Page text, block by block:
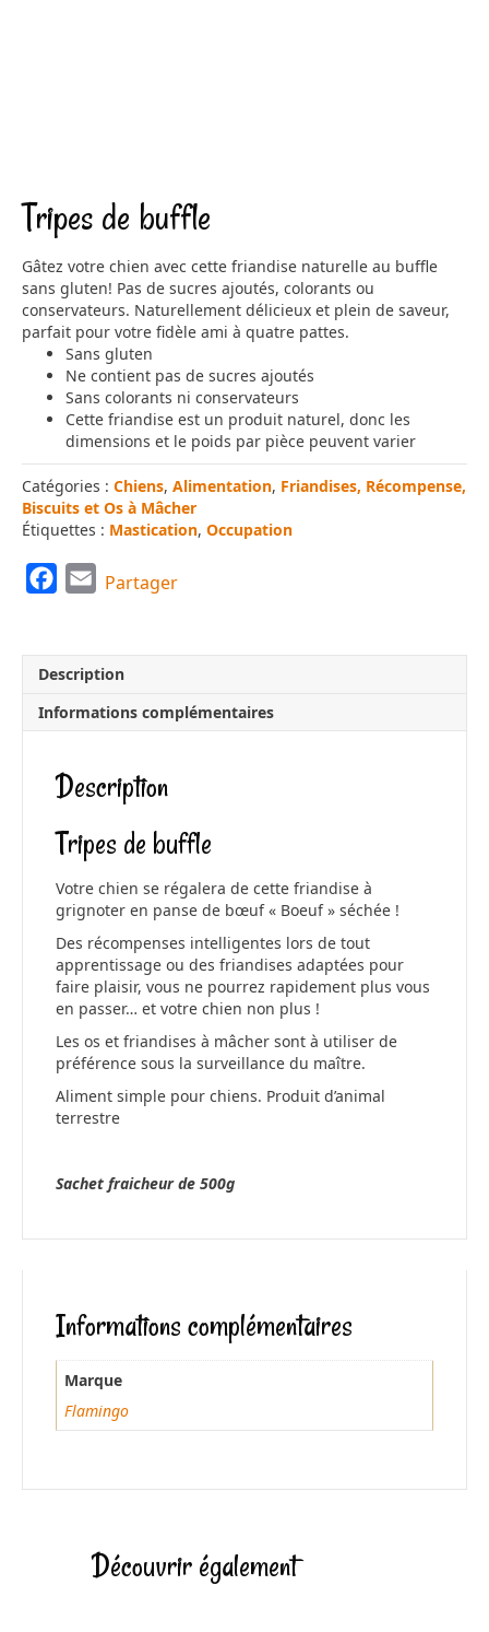
Tripes de buffle
Gâtez votre chien avec cette friandise naturelle au buffle
sans gluten! Pas de sucres ajoutés, colorants ou
conservateurs. Naturellement délicieux et plein de saveur,
parfait pour votre fidèle ami à quatre pattes.
Sans gluten
Ne contient pas de sucres ajoutés
Sans colorants ni conservateurs
Cette friandise est un produit naturel, donc les
dimensions et le poids par pièce peuvent varier
Catégories : Chiens, Alimentation, Friandises, Récompense,
Biscuits et Os à Mâcher
Étiquettes : Mastication, Occupation
e
b
o
k
i
Partager
Description
Informations complémentaires
Description
Tripes de buffle
Votre chien se régalera de cette friandise à
grignoter en panse de bœuf « Boeuf » séchée !
Des récompenses intelligentes lors de tout
apprentissage ou des friandises adaptées pour
faire plaisir, vous ne pourrez rapidement plus vous
en passer… et votre chien non plus !
Les os et friandises à mâcher sont à utiliser de
préférence sous la surveillance du maître.
Aliment simple pour chiens. Produit d’animal
terrestre
Sachet fraicheur de 500g
Informations complémentaires
Marque
Flamingo
Découvrir également